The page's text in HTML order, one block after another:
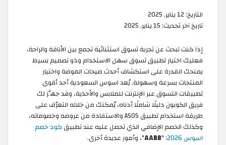
التاريخ:12 يناير, 2025
تاريخ آخر تحديث:15 يناير, 2025
إذا كنت تبحث عن تجربة تسوق استثنائية تجمع بين الأناقة والراحة،
فعليك اختيار تطبيق تسوق سهل الاستخدام وذو تصميم بسيط
يمنحك القدرة على استكشاف أحدث صيحات الموضة واختيار
المنتجات بسرعة وسهولة. يُعد اسوس السعودية أحد أقوى
تطبيقات التسوق عبر الإنترنت للملابس والأحذية، وقد جهَّز لك
فريق الكوبون دليلًا شاملًا أدناه، يُمكنك من خلاله التعرّف على
طريقة استخدام تطبيق ASOS والاستفادة من عروضه وخصوماته،
وكذلك الخصم الإضافي الذي تحصل عليه عند تطبيق كود خصم
اسوس 2026
: "
AABB"، وأمور عديدة أخرى.